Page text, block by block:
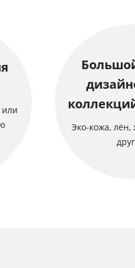
или
Эко-кожа,